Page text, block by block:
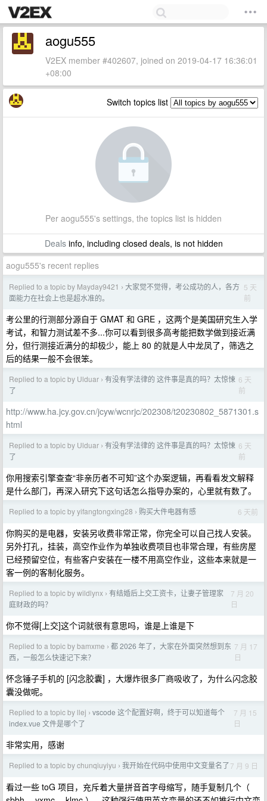
aogu555
V2EX member #402607, joined on 2019-04-17 16:36:01
+08:00
Switch topics list
Per aogu555's settings, the topics list is hidden
Dealsinfo, including closed deals, is not hidden
aogu555's recent replies
Replied to a topic by Mayday9421 › 大家觉不觉得，考公成功的人，各方
面能力在社会上也是超水准的。
5 天
前
考公里的行测部分源自于 GMAT 和 GRE ，这两个是美国研究生入学
考试，和智力测试差不多...你可以看到很多高考能把数学做到接近满
分，但行测接近满分的却极少，能上 80 的就是人中龙凤了，筛选之
后的结果一般不会很笨。
Replied to a topic by Ulduar › 有没有学法律的 这件事是真的吗？太惊悚
了
6 天
前
http://www.ha.jcy.gov.cn/jcyw/wcnrjc/202308/t20230802_5871301.s
html
Replied to a topic by Ulduar › 有没有学法律的 这件事是真的吗？太惊悚
了
6 天
前
你用搜索引擎查查“非亲历者不可知”这个办案逻辑，再看看发文解释
是什么部门，再深入研究下这句话怎么指导办案的，心里就有数了。
Replied to a topic by yifangtongxing28 › 购买大件电器有感 6 天前
你购买的是电器，安装另收费非常正常，你完全可以自己找人安装。
另外打孔，挂装，高空作业作为单独收费项目也非常合理，有些房屋
已经预留空位，有些客户安装在一楼不用高空作业，这些本来就是一
客一例的客制化服务。
Replied to a topic by wildlynx › 有结婚后上交工资卡，让妻子管理家
庭财政的吗？
7 月 20
日
你不觉得[上交]这个词就很有意思吗，谁是上谁是下
Replied to a topic by bamxme › 都 2026 年了，大家在外面突然想到东
西，一般怎么快速记下来？
7 月 17
日
怀念锤子手机的 [闪念胶囊] ，大爆炸很多厂商吸收了，为什么闪念胶
囊没做呢。
Replied to a topic by llej › vscode 这个配置好啊，终于可以知道每个
index.vue 文件是哪个了
7 月 15
日
非常实用，感谢
Replied to a topic by chunqiuyiyu › 我开始在代码中使用中文变量名了7 月 9 日
看过一些 toG 项目，充斥着大量拼音首字母缩写，随手复制几个（